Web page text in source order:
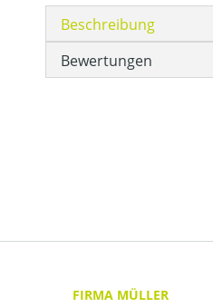
Beschreibung
Bewertungen
FIRMA MÜLLER